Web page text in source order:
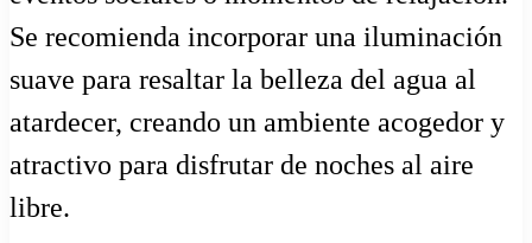
Se recomienda incorporar una iluminación
suave para resaltar la belleza del agua al
atardecer, creando un ambiente acogedor y
atractivo para disfrutar de noches al aire
libre.